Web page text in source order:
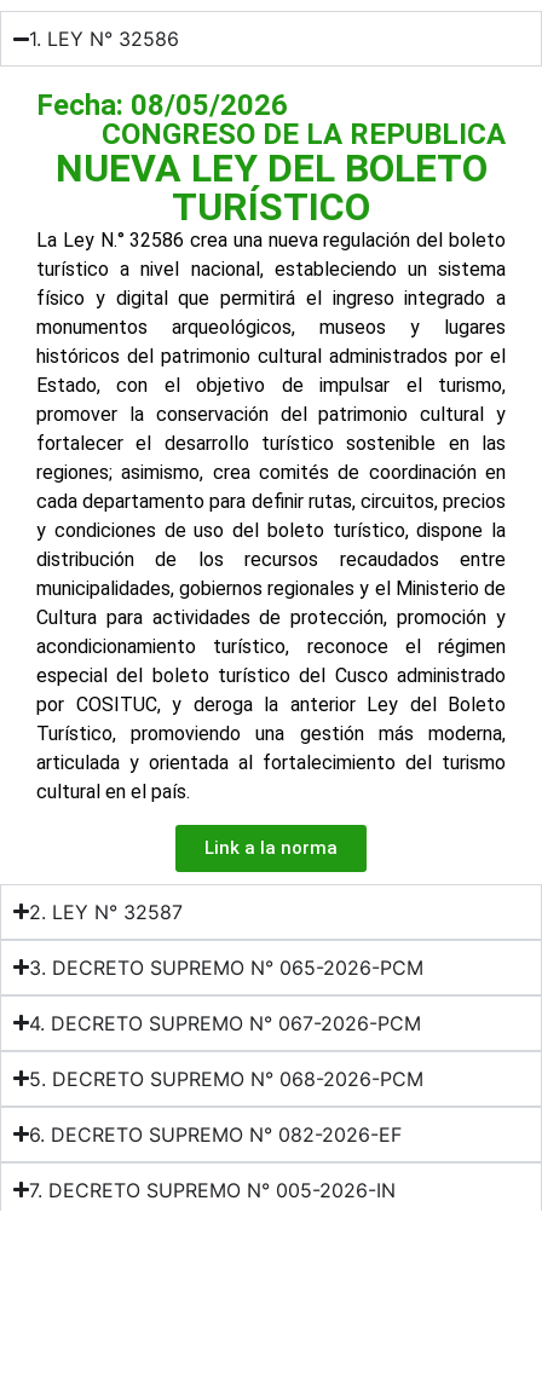
1. LEY N° 32586
Fecha: 08/05/2026
CONGRESO DE LA REPUBLICA
NUEVA LEY DEL BOLETO
TURÍSTICO
La Ley N.° 32586 crea una nueva regulación del boleto
turístico a nivel nacional, estableciendo un sistema
físico y digital que permitirá el ingreso integrado a
monumentos arqueológicos, museos y lugares
históricos del patrimonio cultural administrados por el
Estado, con el objetivo de impulsar el turismo,
promover la conservación del patrimonio cultural y
fortalecer el desarrollo turístico sostenible en las
regiones; asimismo, crea comités de coordinación en
cada departamento para definir rutas, circuitos, precios
y condiciones de uso del boleto turístico, dispone la
distribución de los recursos recaudados entre
municipalidades, gobiernos regionales y el Ministerio de
Cultura para actividades de protección, promoción y
acondicionamiento turístico, reconoce el régimen
especial del boleto turístico del Cusco administrado
por COSITUC, y deroga la anterior Ley del Boleto
Turístico, promoviendo una gestión más moderna,
articulada y orientada al fortalecimiento del turismo
cultural en el país.
Link a la norma
2. LEY N° 32587
3. DECRETO SUPREMO N° 065-2026-PCM
4. DECRETO SUPREMO N° 067-2026-PCM
5. DECRETO SUPREMO N° 068-2026-PCM
6. DECRETO SUPREMO N° 082-2026-EF
7. DECRETO SUPREMO N° 005-2026-IN